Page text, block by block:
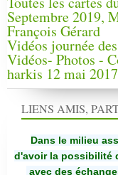
Septembre 2019,
François Gérard
Vidéos journée
Vidéos- Photos -
harkis 12 mai
LIENS AMIS,
Dans le milieu
d'avoir la possibilité
avec des